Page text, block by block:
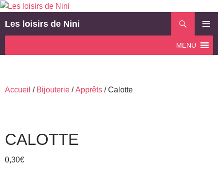
Aller
contenu
Les loisirs de Nini
MENU
MENU
Accueil / Bijouterie /Apprêts / Calotte
CALOTTE
0,30€